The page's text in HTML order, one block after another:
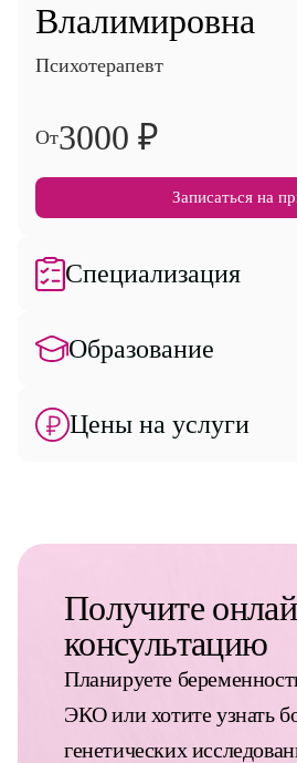
Влалимировна
Психотерапевт
От3000 ₽
Записаться на
Специализация
Образование
Цены на услуги
Получите
консультацию
Планируете
ЭКО или хотите узнать
генетических